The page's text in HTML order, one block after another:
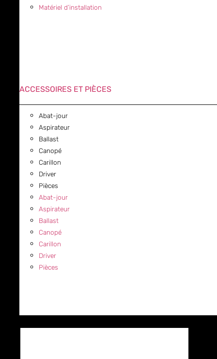
Matériel d’installation
ACCESSOIRES ET PIÈCES
Abat-jour
Aspirateur
Ballast
Canopé
Carillon
Driver
Pièces
Abat-jour
Aspirateur
Ballast
Canopé
Carillon
Driver
Pièces